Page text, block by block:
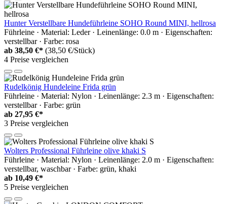
Hunter Verstellbare Hundeführleine SOHO Round MINI, hellrosa
Führleine · Material: Leder · Leinenlänge: 0.0 m · Eigenschaften:
verstellbar · Farbe: rosa
ab 38,50 €* (38,50 €/Stück)
4 Preise vergleichen
Rudelkönig Hundeleine Frida grün
Führleine · Material: Nylon · Leinenlänge: 2.3 m · Eigenschaften:
verstellbar · Farbe: grün
ab 27,95 €*
3 Preise vergleichen
Wolters Professional Führleine olive khaki S
Führleine · Material: Nylon · Leinenlänge: 2.0 m · Eigenschaften:
verstellbar, waschbar · Farbe: grün, khaki
ab 10,49 €*
5 Preise vergleichen